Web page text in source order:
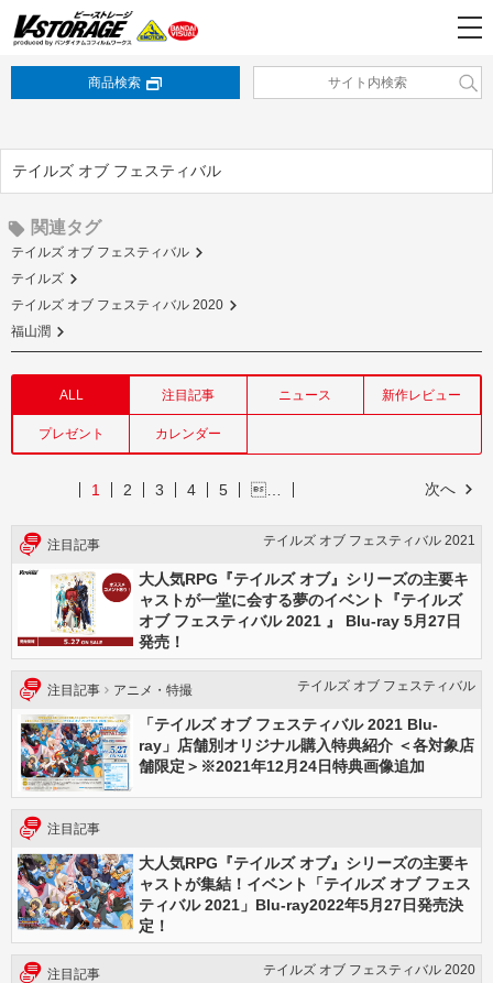
商品検索
テイルズ オブ フェスティバル
関連タグ
テイルズ オブ フェスティバル
テイルズ
テイルズ オブ フェスティバル 2020
福山潤
ALL 注目記事 ニュース 新作レビュー
プレゼント カレンダー
次へ
1 2 3 4 5 …
注目記事 テイルズ オブ フェスティバル 2021
大人気RPG『テイルズ オブ』シリーズの主要キ
ャストが一堂に会する夢のイベント『テイルズ
オブ フェスティバル 2021 』 Blu-ray 5月27日
発売！
注目記事 アニメ・特撮 テイルズ オブ フェスティバル
「テイルズ オブ フェスティバル 2021 Blu-
ray」店舗別オリジナル購入特典紹介 ＜各対象店
舗限定＞※2021年12月24日特典画像追加
注目記事
大人気RPG『テイルズ オブ』シリーズの主要キ
ャストが集結！イベント「テイルズ オブ フェス
ティバル 2021」Blu-ray2022年5月27日発売決
定！
注目記事 テイルズ オブ フェスティバル 2020